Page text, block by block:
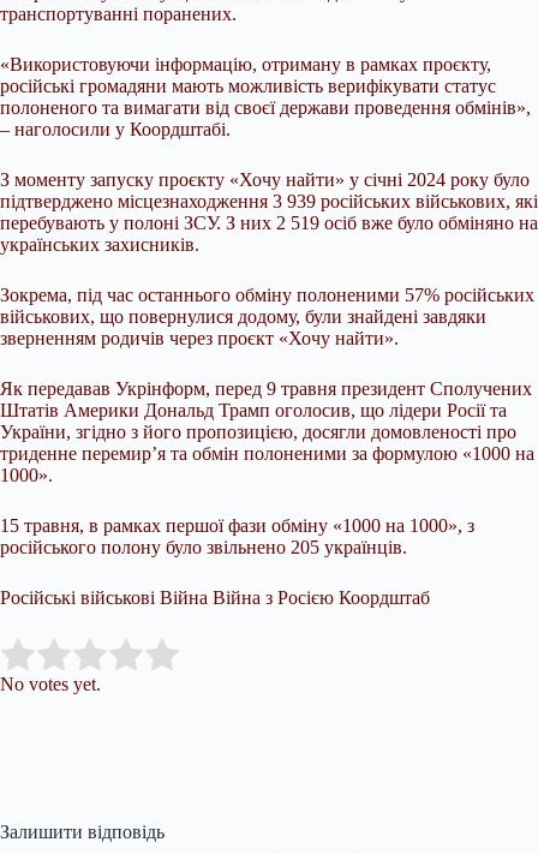
транспортуванні поранених.
«Використовуючи інформацію, отриману в рамках проєкту,
російські громадяни мають можливість верифікувати статус
полоненого та вимагати від своєї держави проведення обмінів»,
– наголосили у Коордштабі.
З моменту запуску проєкту «Хочу найти» у січні 2024 року було
підтверджено місцезнаходження 3 939 російських військових, які
перебувають у полоні ЗСУ. З них 2 519 осіб вже було обміняно на
українських захисників.
Зокрема, під час останнього обміну полоненими 57% російських
військових, що повернулися додому, були знайдені завдяки
зверненням родичів через проєкт «Хочу найти».
Як передавав Укрінформ, перед 9 травня президент Сполучених
Штатів Америки Дональд Трамп оголосив, що лідери Росії та
України, згідно з його пропозицією, досягли домовленості про
триденне перемир’я та обмін полоненими за формулою «1000 на
1000».
15 травня, в рамках першої фази обміну «1000 на 1000», з
російського полону було звільнено 205 українців.
Російські військові Війна Війна з Росією Коордштаб
Rate this item:
No votes yet.
Залишити відповідь